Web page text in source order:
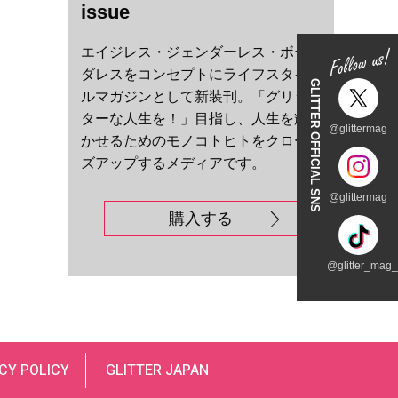
GLITTER OFFICIAL SNS @glittermag
@glittermag
issue
エイジレス・ジェンダーレス・ボー
ダレスをコンセプトにライフスタイ
ルマガジンとして新装刊。「グリッ
ターな人生を！」目指し、人生を輝
かせるためのモノコトヒトをクロー
ズアップするメディアです。
購入する
POLICY GLITTER JAPAN